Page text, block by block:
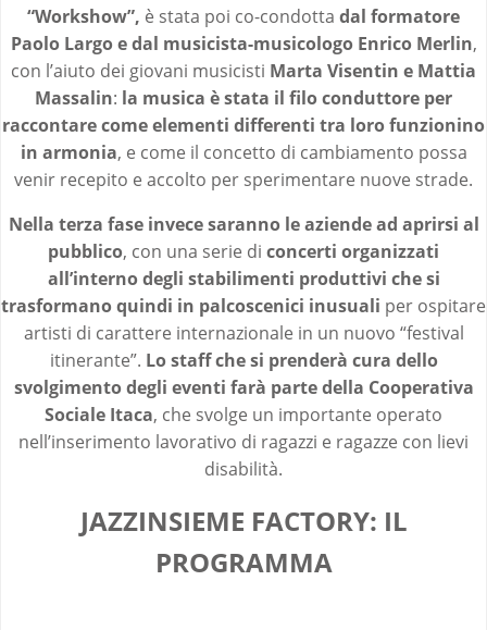
“Workshow”, è stata poi co-condotta dal formatore
Paolo Largo e dal musicista-musicologo Enrico Merlin,
con l’aiuto dei giovani musicisti Marta Visentin e Mattia
Massalin: la musica è stata il filo conduttore per
raccontare come elementi differenti tra loro funzionino
in armonia, e come il concetto di cambiamento possa
venir recepito e accolto per sperimentare nuove strade.
Nella terza fase invece saranno le aziende ad aprirsi al
pubblico, con una serie di concerti organizzati
all’interno degli stabilimenti produttivi che si
trasformano quindi in palcoscenici inusuali per ospitare
artisti di carattere internazionale in un nuovo “festival
itinerante”. Lo staff che si prenderà cura dello
svolgimento degli eventi farà parte della Cooperativa
Sociale Itaca, che svolge un importante operato
nell’inserimento lavorativo di ragazzi e ragazze con lievi
disabilità.
JAZZINSIEME FACTORY: IL
PROGRAMMA